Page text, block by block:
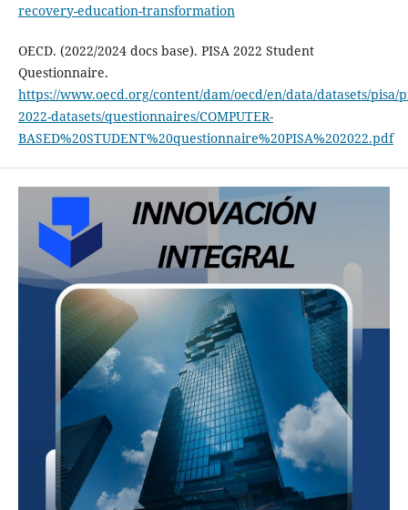
recovery-education-transformation
OECD. (2022/2024 docs base). PISA 2022 Student
Questionnaire.
https://www.oecd.org/content/dam/oecd/en/data/datasets/pisa/
2022-datasets/questionnaires/COMPUTER-
BASED%20STUDENT%20questionnaire%20PISA%202022.pdf